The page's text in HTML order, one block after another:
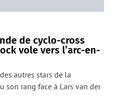
de cyclo-cross
vole vers l’arc-en-
autres stars de la
son rang face à Lars van der